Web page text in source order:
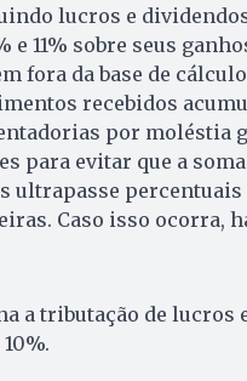
lucros e
e 11% sobre seus
fora da base de
recebidos
por moléstia
para evitar que a
ultrapasse
Caso isso ocorra,
a tributação de lucros